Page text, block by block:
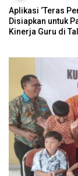
Aplikasi ‘Teras
Disiapkan untuk
Kinerja Guru di